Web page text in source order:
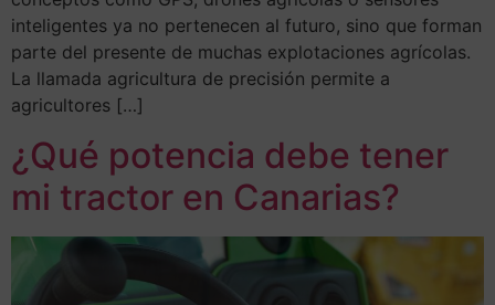
inteligentes ya no pertenecen al futuro, sino que forman
parte del presente de muchas explotaciones agrícolas.
La llamada agricultura de precisión permite a
agricultores […]
¿Qué potencia debe tener
mi tractor en Canarias?